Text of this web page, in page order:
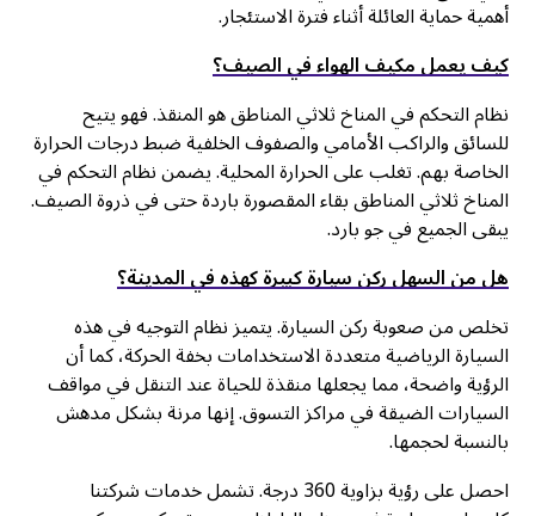
أهمية حماية العائلة أثناء فترة الاستئجار.
كيف يعمل مكيف الهواء في الصيف؟
نظام التحكم في المناخ ثلاثي المناطق هو المنقذ. فهو يتيح
للسائق والراكب الأمامي والصفوف الخلفية ضبط درجات الحرارة
الخاصة بهم. تغلب على الحرارة المحلية. يضمن نظام التحكم في
المناخ ثلاثي المناطق بقاء المقصورة باردة حتى في ذروة الصيف.
يبقى الجميع في جو بارد.
هل من السهل ركن سيارة كبيرة كهذه في المدينة؟
تخلص من صعوبة ركن السيارة. يتميز نظام التوجيه في هذه
السيارة الرياضية متعددة الاستخدامات بخفة الحركة، كما أن
الرؤية واضحة، مما يجعلها منقذة للحياة عند التنقل في مواقف
السيارات الضيقة في مراكز التسوق. إنها مرنة بشكل مدهش
بالنسبة لحجمها.
احصل على رؤية بزاوية 360 درجة. تشمل خدمات شركتنا